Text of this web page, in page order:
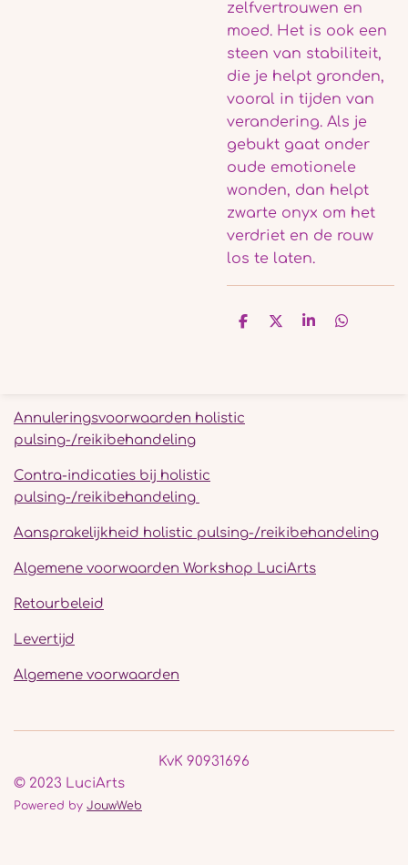
zelfvertrouwen en
moed. Het is ook een
steen van stabiliteit,
die je helpt gronden,
vooral in tijden van
verandering. Als je
gebukt gaat onder
oude emotionele
wonden, dan helpt
zwarte onyx om het
verdriet en de rouw
los te laten.
D
D
S
D
Annuleringsvoorwaarden holistic
pulsing-/reikibehandeling
Contra-indicaties bij holistic
pulsing-/reikibehandeling
Aansprakelijkheid holistic pulsing-/reikibehandeling
Algemene voorwaarden Workshop LuciArts
Retourbeleid
Levertijd
Algemene voorwaarden
KvK 90931696
© 2023 LuciArts
Powered by JouwWeb